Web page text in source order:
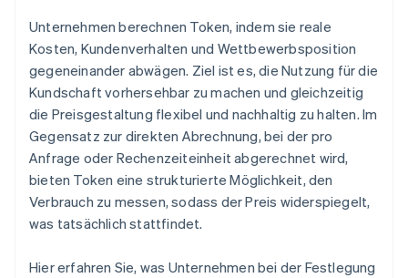
Unternehmen berechnen Token, indem sie reale
Kosten, Kundenverhalten und Wettbewerbsposition
gegeneinander abwägen. Ziel ist es, die Nutzung für die
Kundschaft vorhersehbar zu machen und gleichzeitig
die Preisgestaltung flexibel und nachhaltig zu halten. Im
Gegensatz zur direkten Abrechnung, bei der pro
Anfrage oder Rechenzeiteinheit abgerechnet wird,
bieten Token eine strukturierte Möglichkeit, den
Verbrauch zu messen, sodass der Preis widerspiegelt,
was tatsächlich stattfindet.
Hier erfahren Sie, was Unternehmen bei der Festlegung